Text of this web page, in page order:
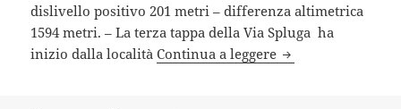
dislivello positivo 201 metri – differenza altimetrica
1594 metri. – La terza tappa della Via Spluga ha
inizio dalla localitàContinua a leggere VIA SPLUGA 3^